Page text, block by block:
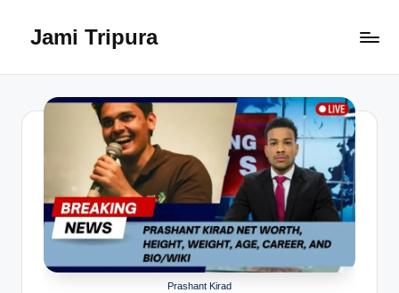
Jami Tripura
Guide
Innovation
Prashant Kirad